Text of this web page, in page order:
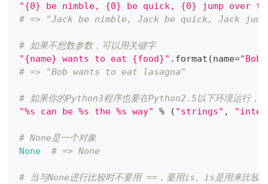
"{0} be nimble, {0} be quick, {0} jump over
# => "Jack be nimble, Jack be quick, Jack
# 如果不想数参数，可以用关键字
"{name} wants to eat {food}" . format (name="Bob"
# => "Bob wants to eat lasagna"
# 如果你的Python3程序也要在Python2.5以下环境运行，也
"%s can be %s the %s way"
% ( "strings" ,
# None是一个对象
None
# => None
# 当与None进行比较时不要用 ==，要用is。is是用来比较